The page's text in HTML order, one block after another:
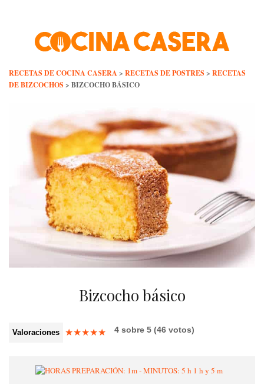
RECETAS DE COCINA CASERA > RECETAS DE POSTRES > RECETAS
DE BIZCOCHOS > BIZCOCHO BÁSICO
Bizcocho básico
Valoraciones ★★★★★ 4 sobre 5 (46 votos)
1 h y 5 m